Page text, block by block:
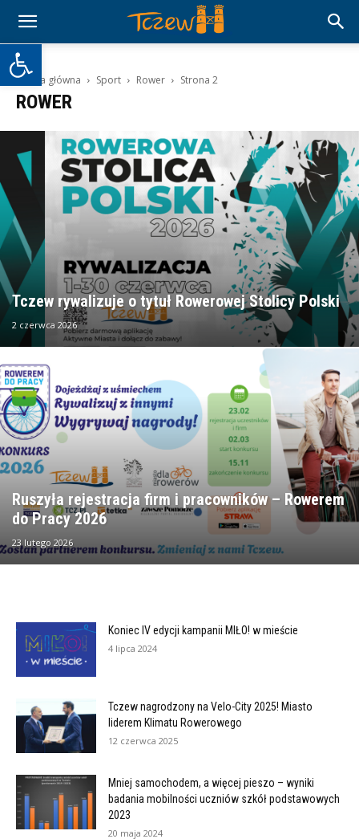
Otwórz pasek narzędzi
Strona główna Sport Rower Strona 2
ROWER
Tczew rywalizuje o tytuł Rowerowej Stolicy Polski
2 czerwca 2026
Ruszyła rejestracja firm i pracowników – Rowerem
do Pracy 2026
23 lutego 2026
Koniec IV edycji kampanii MIŁO! w mieście
4 lipca 2024
Tczew nagrodzony na Velo-City 2025! Miasto
liderem Klimatu Rowerowego
12 czerwca 2025
Mniej samochodem, a więcej pieszo – wyniki
badania mobilności uczniów szkół podstawowych
2023
20 maja 2024